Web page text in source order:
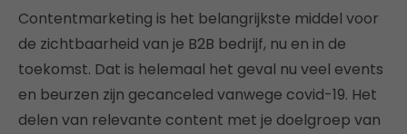
Contentmarketing is het belangrijkste middel voor
de zichtbaarheid van je B2B bedrijf, nu en in de
toekomst. Dat is helemaal het geval nu veel events
en beurzen zijn gecanceled vanwege covid-19. Het
delen van relevante content met je doelgroep van